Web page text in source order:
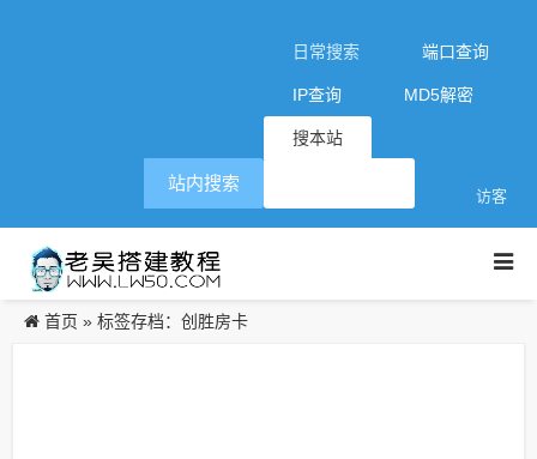
日常搜索 端口查询
IP查询 MD5解密
搜本站
访客
站内搜索
首页 » 标签存档：创胜房卡